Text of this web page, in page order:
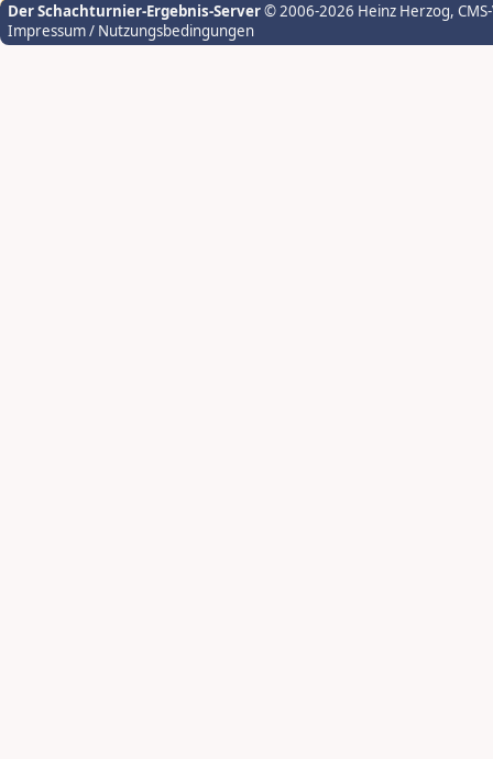
Der Schachturnier-Ergebnis-Server© 2006-2026 Heinz Herzog,
Impressum / Nutzungsbedingungen